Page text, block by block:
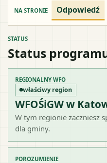
NA STRONIE Odpowiedź
STATUS
Status
REGIONALNY WFO
właściwy region
WFOŚiGW w
W tym regionie zaczniesz
dla gminy.
POROZUMIENIE